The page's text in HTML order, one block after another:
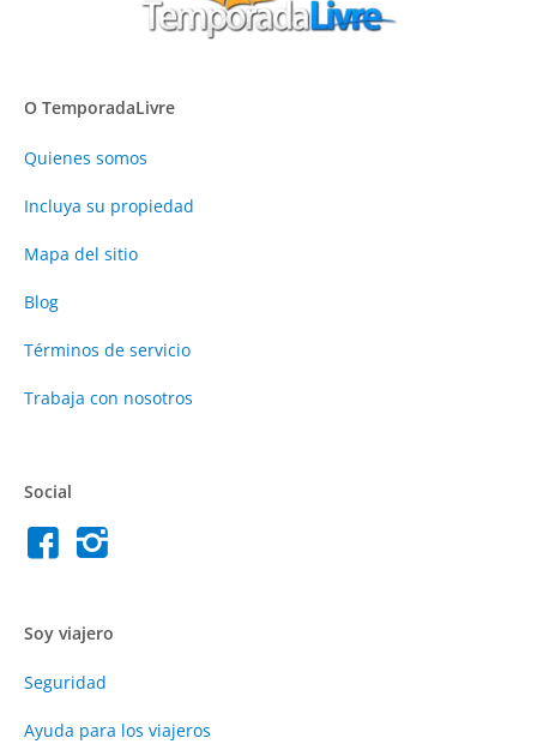
O TemporadaLivre
Quienes somos
Incluya su propiedad
Mapa del sitio
Blog
Términos de servicio
Trabaja con nosotros
Social
Soy viajero
Seguridad
Ayuda para los viajeros